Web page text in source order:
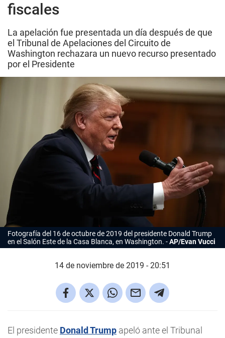
fiscales
La apelación fue presentada un día después de que
el Tribunal de Apelaciones del Circuito de
Washington rechazara un nuevo recurso presentado
por el Presidente
Fotografía del 16 de octubre de 2019 del presidente Donald Trump
en el Salón Este de la Casa Blanca, en Washington.
AP/Evan Vucci
14 de noviembre de 2019 - 20:51
El presidente Donald Trump apeló ante el Tribunal